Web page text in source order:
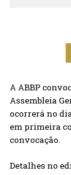
A ABBP
Assembleia
ocorrerá no dia
em primeira
convocação.
Detalhes no